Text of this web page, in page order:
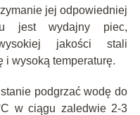
jej odpowiedniej
jest wydajny piec,
jakości stali
i wysoką temperaturę.
podgrzać wodę do
w ciągu zaledwie 2-3